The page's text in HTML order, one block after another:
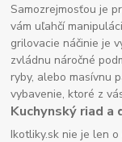
Samozrejmosťou je
vám uľahčí
grilovacie náčinie je
zvládnu náročné
ryby, alebo masívnu
vybavenie, ktoré z
Kuchynský riad a
Ikotliky.sk nie je len